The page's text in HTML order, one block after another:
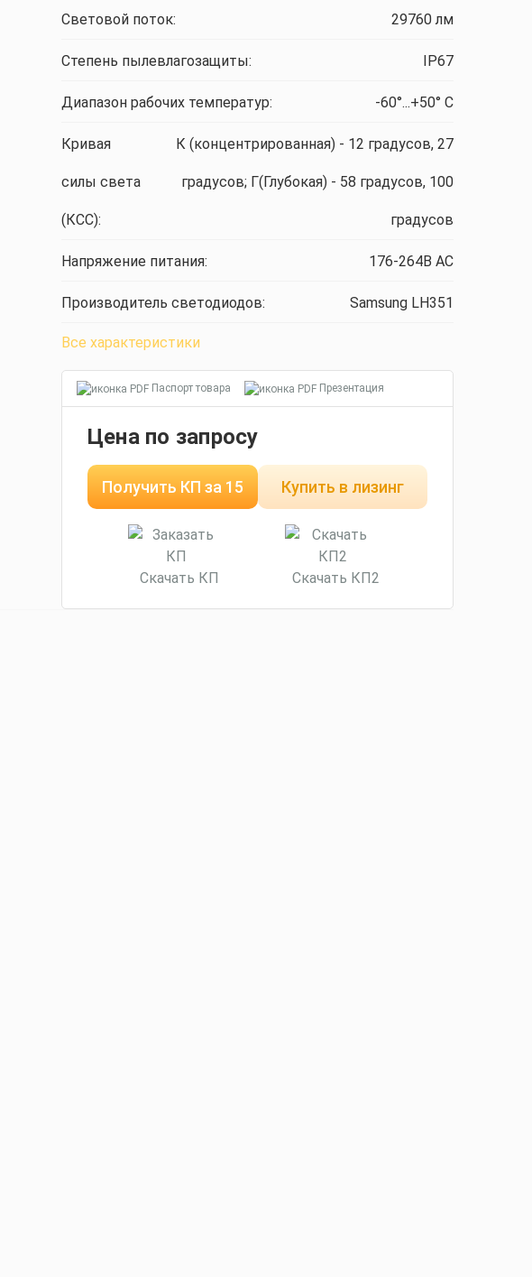
Световой поток: 29760 лм
Степень пылевлагозащиты: IP67
Диапазон рабочих температур: -60°...+50° С
Кривая
силы света
(КСС):
К (концентрированная) - 12 градусов, 27
градусов; Г(Глубокая) - 58 градусов, 100
градусов
Напряжение питания: 176-264В AС
Производитель светодиодов: Samsung LH351
Все характеристики
Паспорт товара Презентация
Цена по запросу
Получить КП за 15
минут
Купить в лизинг
Скачать КП Скачать КП2